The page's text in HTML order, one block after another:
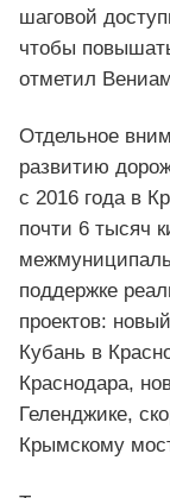
шаговой
чтобы
отметил
Отдельное
развитию
с 2016 года в
почти 6 тысяч
поддержке
проектов:
Кубань в
Краснодара,
Геленджике,
Крымскому